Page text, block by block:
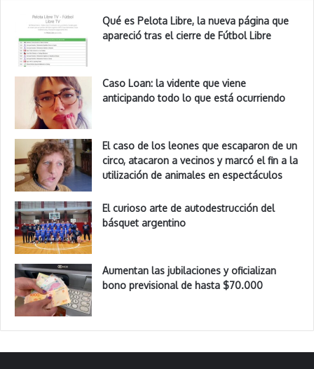
Qué es Pelota Libre, la nueva página que
apareció tras el cierre de Fútbol Libre
Caso Loan: la vidente que viene
anticipando todo lo que está ocurriendo
El caso de los leones que escaparon de un
circo, atacaron a vecinos y marcó el fin a la
utilización de animales en espectáculos
El curioso arte de autodestrucción del
básquet argentino
Aumentan las jubilaciones y oficializan
bono previsional de hasta $70.000